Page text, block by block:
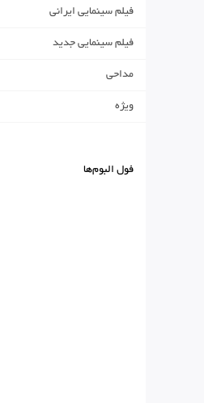
فیلم سینمایی ایرانی
فیلم سینمایی جدید
مداحی
ویژه
فول البوم‌ها